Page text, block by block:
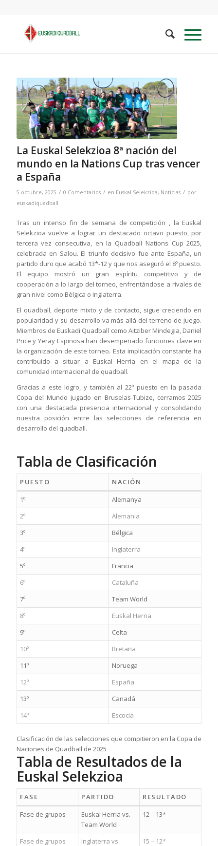
La Euskal Selekzioa 8ª nación del
mundo en la Nations Cup tras vencer
a España
5 octubre, 2025 / 0 Comentarios / en Euskal Selekzioa, Noticias / por
euskadiquadball
Tras un intenso fin de semana de competición , la Euskal
Selekzioa vuelve a lograr un destacado octavo puesto, por
tercera vez consecutiva, en la Quadball Nations Cup 2025,
celebrada en Salou. El triunfo decisivo fue ante España, un
partido duro que acabó 13*-12 y que nos aseguró el 8º puesto.
El equipo mostró un gran espíritu competitivo y de
cooperación a lo largo del torneo, enfrentándose a rivales de
gran nivel como Bélgica o Inglaterra.
El quadball, deporte mixto y de contacto, sigue creciendo en
popularidad y su desarrollo va más allá del terreno de juego.
Miembros de Euskadi Quadball como Aitziber Mindegia, Daniel
Price y Yeray Espinosa han desempeñado funciones clave en
la organización de este torneo. Esta implicación constante ha
contribuido a situar a Euskal Herria en el mapa de la
comunidad internacional de quadball.
Gracias a este logro, y también al 22º puesto en la pasada
Copa del Mundo jugado en Bruselas-Tubize, cerramos 2025
con una destacada presencia internacional y consolidando
nuestra posición entre las selecciones de referencia en
desarrollo del quadball.
Tabla de Clasificación
PUESTO
NACIÓN
1º
Alemanya
2º
Alemania
3º
Bélgica
4º
Inglaterra
5º
Francia
6º
Cataluña
7º
Team World
8º
Euskal Herria
9º
Celta
10º
Bretaña
11º
Noruega
12º
España
13º
Canadá
14º
Escocia
Clasificación de las selecciones que compitieron en la Copa de
Naciones de Quadball de 2025
Tabla de Resultados de la
Euskal Selekzioa
FASE PARTIDO
RESULTADO
Fase de grupos
Euskal Herria vs.
Team World
12 – 13*
Fase de grupos
Inglaterra vs.
15 – 12*